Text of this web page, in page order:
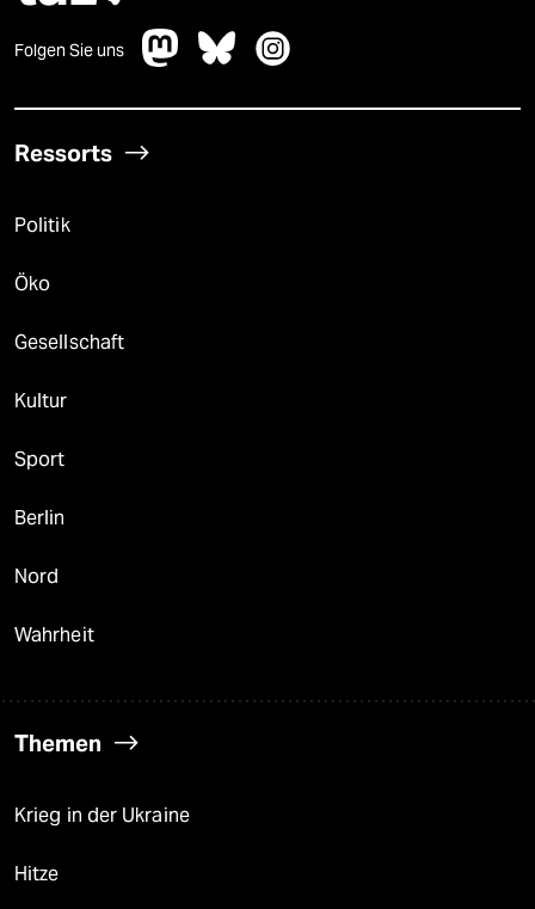
Folgen Sie uns
Ressorts
Politik
Öko
Gesellschaft
Kultur
Sport
Berlin
Nord
Wahrheit
Themen
Krieg in der Ukraine
Hitze